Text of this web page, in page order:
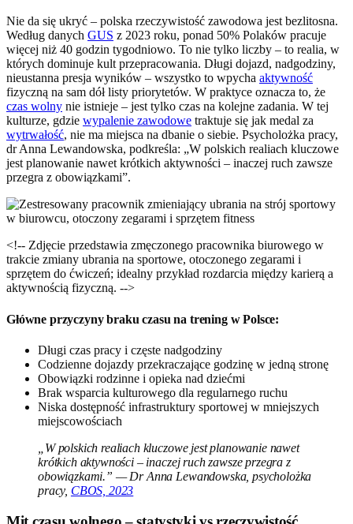
Nie da się ukryć – polska rzeczywistość zawodowa jest bezlitosna.
Według danych GUS z 2023 roku, ponad 50% Polaków pracuje
więcej niż 40 godzin tygodniowo. To nie tylko liczby – to realia, w
których dominuje kult przepracowania. Długi dojazd, nadgodziny,
nieustanna presja wyników – wszystko to wpycha aktywność
fizyczną na sam dół listy priorytetów. W praktyce oznacza to, że
czas wolny nie istnieje – jest tylko czas na kolejne zadania. W tej
kulturze, gdzie wypalenie zawodowe traktuje się jak medal za
wytrwałość, nie ma miejsca na dbanie o siebie. Psycholożka pracy,
dr Anna Lewandowska, podkreśla: „W polskich realiach kluczowe
jest planowanie nawet krótkich aktywności – inaczej ruch zawsze
przegra z obowiązkami”.
<!-- Zdjęcie przedstawia zmęczonego pracownika biurowego w
trakcie zmiany ubrania na sportowe, otoczonego zegarami i
sprzętem do ćwiczeń; idealny przykład rozdarcia między karierą a
aktywnością fizyczną. -->
Główne przyczyny braku czasu na trening w Polsce:
Długi czas pracy i częste nadgodziny
Codzienne dojazdy przekraczające godzinę w jedną stronę
Obowiązki rodzinne i opieka nad dziećmi
Brak wsparcia kulturowego dla regularnego ruchu
Niska dostępność infrastruktury sportowej w mniejszych
miejscowościach
„W polskich realiach kluczowe jest planowanie nawet
krótkich aktywności – inaczej ruch zawsze przegra z
obowiązkami.” — Dr Anna Lewandowska, psycholożka
pracy, CBOS, 2023